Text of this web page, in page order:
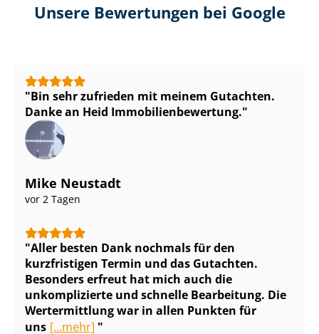
Unsere Bewertungen bei Google
Bin sehr zufrieden mit meinem Gutachten.
Danke an Heid Im­mo­bi­li­en­be­wer­tung.
Mike Neustadt
vor 2 Tagen
Aller besten Dank nochmals für den
kurzfristigen Termin und das Gutachten.
Besonders erfreut hat mich auch die
unkomplizierte und schnelle Bearbeitung. Die
Wertermittlung war in allen Punkten für
uns [...mehr]